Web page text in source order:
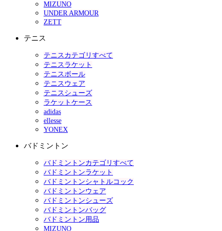
MIZUNO
UNDER ARMOUR
ZETT
テニス
テニスカテゴリすべて
テニスラケット
テニスボール
テニスウェア
テニスシューズ
ラケットケース
adidas
ellesse
YONEX
バドミントン
バドミントンカテゴリすべて
バドミントンラケット
バドミントンシャトルコック
バドミントンウェア
バドミントンシューズ
バドミントンバッグ
バドミントン用品
MIZUNO